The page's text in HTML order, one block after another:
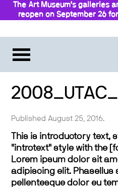
The Art Museum’s galleries
reopen on September 26
Published August 25, 2016.
This is introductory text,
"introtext" style with the
Lorem ipsum dolor sit
adipiscing elit. Phasellus
pellentesque dolor eu